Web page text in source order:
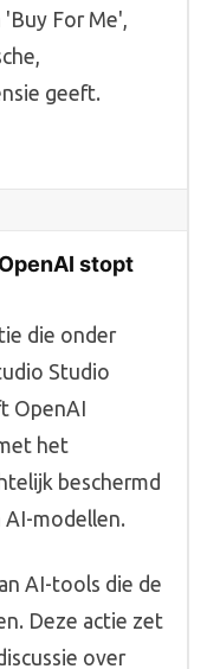
For Me',
geeft.
stopt
die onder
Studio
OpenAI
het
beschermd
modellen.
AI-tools die de
Deze actie zet
over